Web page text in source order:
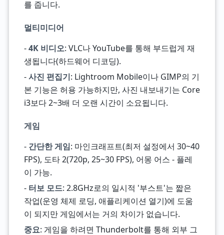
를 줍니다.
멀티미디어
-4K 비디오: VLC나 YouTube를 통해 부드럽게 재
생됩니다(하드웨어 디코딩).
-사진 편집기: Lightroom Mobile이나 GIMP의 기
본 기능은 허용 가능하지만, 사진 내보내기는 Core
i3보다 2~3배 더 오랜 시간이 소요됩니다.
게임
- 간단한 게임: 마인크래프트(최저 설정에서 30~40
FPS), 도타 2(720p, 25~30 FPS), 어몽 어스 - 플레
이 가능.
- 터보 모드: 2.8GHz로의 일시적 '부스트'는 짧은
작업(운영 체제 로딩, 애플리케이션 열기)에 도움
이 되지만 게임에서는 거의 차이가 없습니다.
중요: 게임을 하려면 Thunderbolt를 통해 외부 그